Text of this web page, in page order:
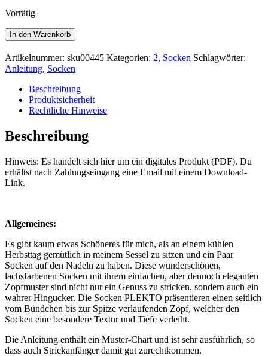
Vorrätig
Strick-
Anleitung
Socken
PLEKTO
Menge
In den Warenkorb
Artikelnummer: sku00445 Kategorien: 2, Socken Schlagwörter:
Anleitung, Socken
Beschreibung
Produktsicherheit
Rechtliche Hinweise
Beschreibung
Hinweis: Es handelt sich hier um ein digitales Produkt (PDF). Du
erhältst nach Zahlungseingang eine Email mit einem Download-
Link.
Allgemeines:
Es gibt kaum etwas Schöneres für mich, als an einem kühlen
Herbsttag gemütlich in meinem Sessel zu sitzen und ein Paar
Socken auf den Nadeln zu haben. Diese wunderschönen,
lachsfarbenen Socken mit ihrem einfachen, aber dennoch eleganten
Zopfmuster sind nicht nur ein Genuss zu stricken, sondern auch ein
wahrer Hingucker. Die Socken PLEKTO präsentieren einen seitlich
vom Bündchen bis zur Spitze verlaufenden Zopf, welcher den
Socken eine besondere Textur und Tiefe verleiht.
Die Anleitung enthält ein Muster-Chart und ist sehr ausführlich, so
dass auch Strickanfänger damit gut zurechtkommen.